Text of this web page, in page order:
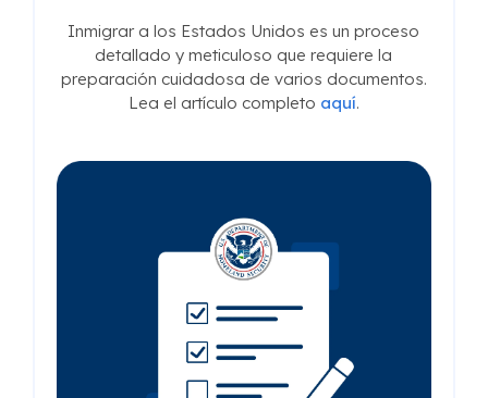
Inmigrar a los Estados Unidos es un proceso
detallado y meticuloso que requiere la
preparación cuidadosa de varios documentos.
Lea el artículo completo aquí.